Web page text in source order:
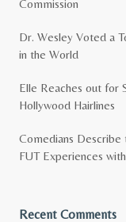
Commission
Dr. Wesley Voted a
in the World
Elle Reaches out for
Hollywood Hairlines
Comedians Describe
FUT Experiences
Recent Comments